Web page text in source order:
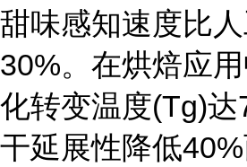
甜味感知速度比
30%。在烘焙应
化转变温度(Tg)
干延展性降低